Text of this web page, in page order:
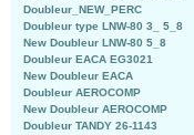
Doubleur_NEW_PERC
Doubleur type LNW-80 3_ 5_8
New Doubleur LNW-80 5_8
Doubleur EACA EG3021
New Doubleur EACA
Doubleur AEROCOMP
New Doubleur AEROCOMP
Doubleur TANDY 26-1143